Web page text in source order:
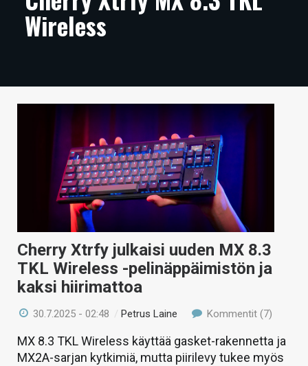
ARTIKKELIT
TIETOA
VAIHDA TEEMA
HAKU
Wireless
Cherry Xtrfy julkaisi uuden MX 8.3
TKL Wireless -pelinäppäimistön ja
kaksi hiirimattoa
30.7.2025 - 02:48 /Petrus Laine Kommentit (7)
MX 8.3 TKL Wireless käyttää gasket-rakennetta ja
MX2A-sarjan kytkimiä, mutta piirilevy tukee myös